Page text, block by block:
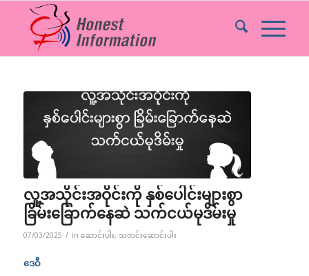
လူ့အသိုင်းအဝိုင်းကို နှစ်ပေါင်းများစွာ
ခြိမ်းခြောက်နေဆဲ သက်ငယ်မုဒိမ်းမှု
07/03/2025 / in ဆောင်းပါး, သတင်းဆောင်းပါး
ဒေဝီ